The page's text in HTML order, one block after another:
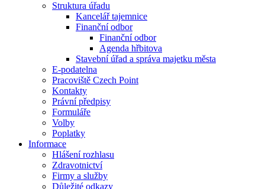
Struktura úřadu
Kancelář tajemnice
Finanční odbor
Finanční odbor
Agenda hřbitova
Stavební úřad a správa majetku města
E-podatelna
Pracoviště Czech Point
Kontakty
Právní předpisy
Formuláře
Volby
Poplatky
Informace
Hlášení rozhlasu
Zdravotnictví
Firmy a služby
Důležité odkazy